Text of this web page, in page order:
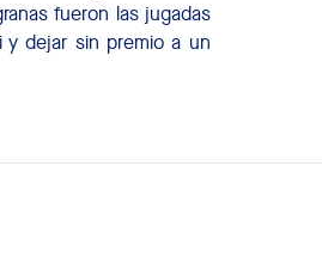
fueron las jugadas
y dejar sin premio a un